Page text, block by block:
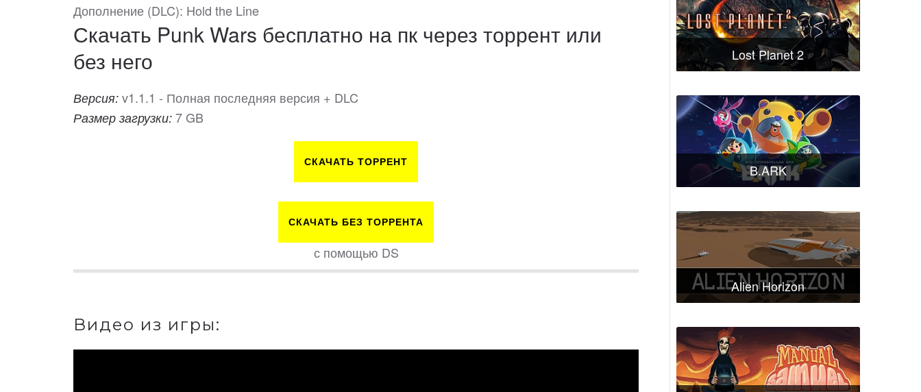
Дополнение (DLC): Hold the Line
Скачать Punk Wars бесплатно на пк через торрент или
без него
Версия: v1.1.1 - Полная последняя версия + DLC
Размер загрузки: 7 GB
СКАЧАТЬ ТОРРЕНТ
СКАЧАТЬ БЕЗ ТОРРЕНТА
с помощью DS
Видео из игры:
Lost Planet 2
B.ARK
Alien Horizon